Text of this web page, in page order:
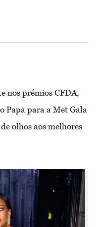
nos prémios CFDA,
Papa para a Met Gala
olhos aos melhores